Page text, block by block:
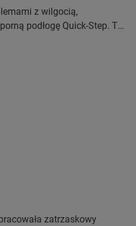
z wilgocią,
podłogę Quick-Step. Te
wyjątkowo stylowo i
wcześniej!
zatrzaskowy